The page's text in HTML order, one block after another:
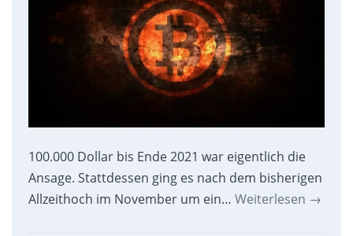
100.000 Dollar bis Ende 2021 war eigentlich die
Ansage. Stattdessen ging es nach dem bisherigen
Allzeithoch im November um ein… Weiterlesen →